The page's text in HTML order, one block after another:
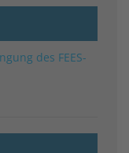
des FEES-